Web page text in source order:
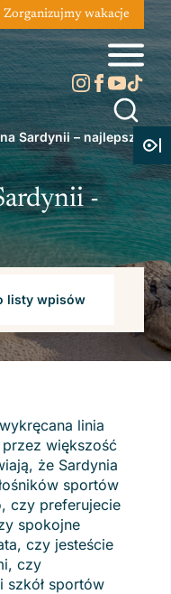
Zorganizujmy wakacje
Sardynii – najlepsze
-
listy wpisów
linia
większość
że Sardynia
sportów
czy preferujecie
spokojne
czy jesteście
czy
sportów